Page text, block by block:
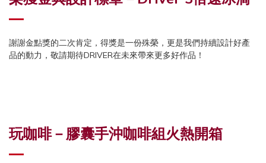
謝謝金點獎的二次肯定，得獎是一份殊榮，更是我們持續設計好產
品的動力，敬請期待DRIVER在未來帶來更多好作品！
玩咖啡－膠囊手沖咖啡組火熱開箱